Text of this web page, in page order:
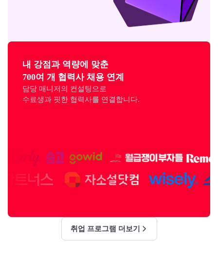
내 강점과 역량에 맞춘
700여 개 협력사 채용 연계
담당 매니저의 컨설팅으로
수료생과 핏한 협력사를 연결합니다.
취업 프로그램 더보기